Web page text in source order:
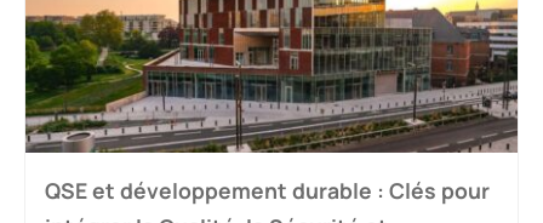
QSE et développement durable : Clés pour